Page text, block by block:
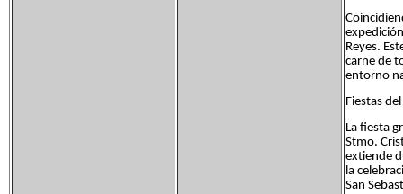
Reyes.
carne de
entorno
Fiestas
La fiesta
Stmo.
extiende
la
San